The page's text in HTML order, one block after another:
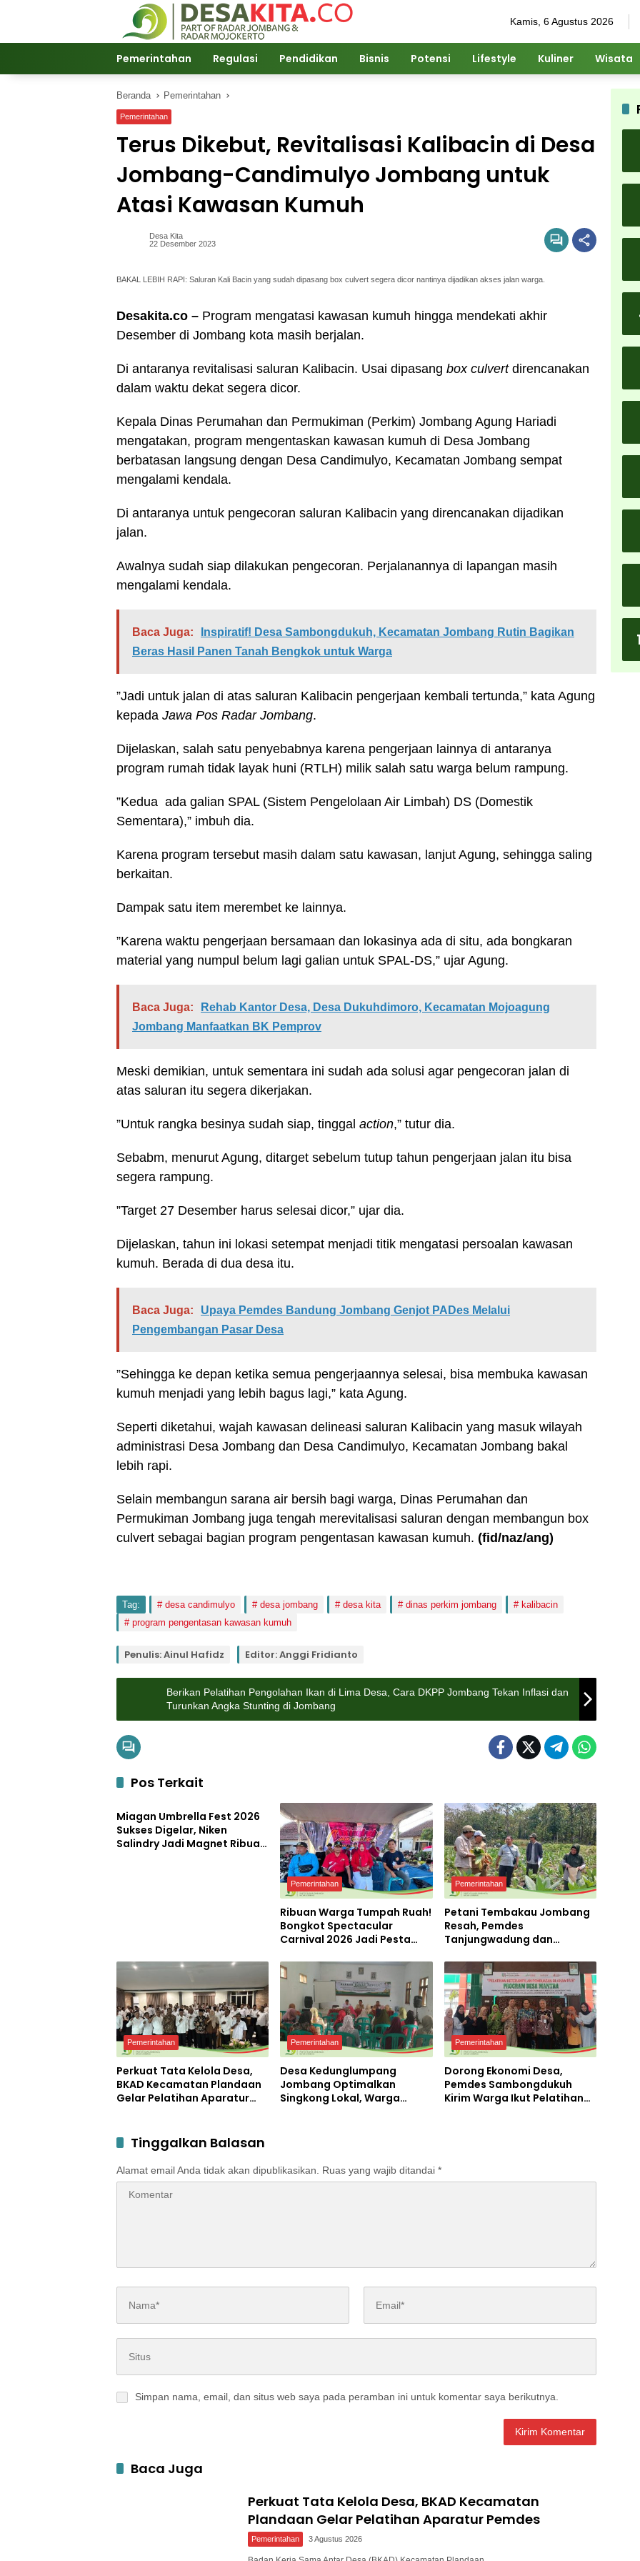
Kamis, 6 Agustus 2026
Pemerintahan Regulasi Pendidikan Bisnis Potensi Lifestyle Kuliner Wisata
Beranda Pemerintahan
Pemerintahan
Terus Dikebut, Revitalisasi Kalibacin di Desa
Jombang-Candimulyo Jombang untuk
Atasi Kawasan Kumuh
Desa Kita
22 Desember 2023
BAKAL LEBIH RAPI: Saluran Kali Bacin yang sudah dipasang box culvert segera dicor nantinya dijadikan akses jalan warga.
Desakita.co – Program mengatasi kawasan kumuh hingga mendekati akhir
Desember di Jombang kota masih berjalan.
Di antaranya revitalisasi saluran Kalibacin. Usai dipasang box culvertdirencanakan
dalam waktu dekat segera dicor.
Kepala Dinas Perumahan dan Permukiman (Perkim) Jombang Agung Hariadi
mengatakan, program mengentaskan kawasan kumuh di Desa Jombang
berbatasan langsung dengan Desa Candimulyo, Kecamatan Jombang sempat
mengalami kendala.
Di antaranya untuk pengecoran saluran Kalibacin yang direncanakan dijadikan
jalan.
Awalnya sudah siap dilakukan pengecoran. Perjalanannya di lapangan masih
mengalami kendala.
Baca Juga:
Inspiratif! Desa Sambongdukuh, Kecamatan Jombang Rutin Bagikan
Beras Hasil Panen Tanah Bengkok untuk Warga
”Jadi untuk jalan di atas saluran Kalibacin pengerjaan kembali tertunda,” kata Agung
kepada Jawa Pos Radar Jombang.
Dijelaskan, salah satu penyebabnya karena pengerjaan lainnya di antaranya
program rumah tidak layak huni (RTLH) milik salah satu warga belum rampung.
”Kedua ada galian SPAL (Sistem Pengelolaan Air Limbah) DS (Domestik
Sementara),” imbuh dia.
Karena program tersebut masih dalam satu kawasan, lanjut Agung, sehingga saling
berkaitan.
Dampak satu item merembet ke lainnya.
”Karena waktu pengerjaan bersamaan dan lokasinya ada di situ, ada bongkaran
material yang numpul belum lagi galian untuk SPAL-DS,” ujar Agung.
Baca Juga:
Rehab Kantor Desa, Desa Dukuhdimoro, Kecamatan Mojoagung
Jombang Manfaatkan BK Pemprov
Meski demikian, untuk sementara ini sudah ada solusi agar pengecoran jalan di
atas saluran itu segera dikerjakan.
”Untuk rangka besinya sudah siap, tinggal action,” tutur dia.
Sebabm, menurut Agung, ditarget sebelum tutup tahun pengerjaan jalan itu bisa
segera rampung.
”Target 27 Desember harus selesai dicor,” ujar dia.
Dijelaskan, tahun ini lokasi setempat menjadi titik mengatasi persoalan kawasan
kumuh. Berada di dua desa itu.
Baca Juga:
Upaya Pemdes Bandung Jombang Genjot PADes Melalui
Pengembangan Pasar Desa
”Sehingga ke depan ketika semua pengerjaannya selesai, bisa membuka kawasan
kumuh menjadi yang lebih bagus lagi,” kata Agung.
Seperti diketahui, wajah kawasan delineasi saluran Kalibacin yang masuk wilayah
administrasi Desa Jombang dan Desa Candimulyo, Kecamatan Jombang bakal
lebih rapi.
Selain membangun sarana air bersih bagi warga, Dinas Perumahan dan
Permukiman Jombang juga tengah merevitalisasi saluran dengan membangun box
culvert sebagai bagian program pengentasan kawasan kumuh. (fid/naz/ang)
Tag: desa candimulyo desa jombang desa kita dinas perkim jombang
kalibacin
program pengentasan kawasan kumuh
Penulis: Ainul Hafidz Editor: Anggi Fridianto
Berikan Pelatihan Pengolahan Ikan di Lima Desa, Cara DKPP Jombang Tekan Inflasi dan
Turunkan Angka Stunting di Jombang
Pos Terkait
Pemerintahan
Miagan Umbrella Fest 2026
Sukses Digelar, Niken
Salindry Jadi Magnet Ribuan
Pemerintahan
Ribuan Warga Tumpah Ruah!
Bongkot Spectacular
Carnival 2026 Jadi Pesta
Peterongan
Pemerintahan
Petani Tembakau Jombang
Resah, Pemdes
Tanjungwadung dan
Pemerintahan
Perkuat Tata Kelola Desa,
BKAD Kecamatan Plandaan
Gelar Pelatihan Aparatur
Pemerintahan
Desa Kedunglumpang
Jombang Optimalkan
Singkong Lokal, Warga
Pemerintahan
Dorong Ekonomi Desa,
Pemdes Sambongdukuh
Kirim Warga Ikut Pelatihan
Tinggalkan Balasan
Alamat email Anda tidak akan dipublikasikan. Ruas yang wajib ditandai *
Simpan nama, email, dan situs web saya pada peramban ini untuk komentar saya berikutnya.
Baca Juga
Perkuat Tata Kelola Desa, BKAD Kecamatan
Plandaan Gelar Pelatihan Aparatur Pemdes
Pemerintahan 3 Agustus 2026